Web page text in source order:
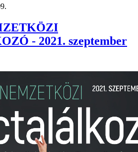
- 2021. szeptember